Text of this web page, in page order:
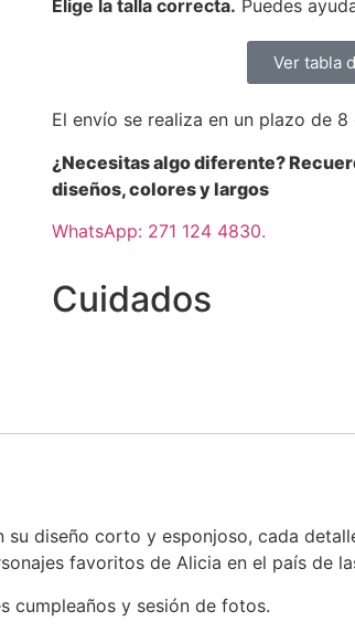
Elige la talla correcta. Puedes
Ver tabla
El envío se realiza en un plazo de 8
¿Necesitas algo diferente?
diseños, colores y largos
WhatsApp: 271 124 4830.
Cuidados
su diseño corto y esponjoso, cada
favoritos de Alicia en el país de
cumpleaños y sesión de fotos.